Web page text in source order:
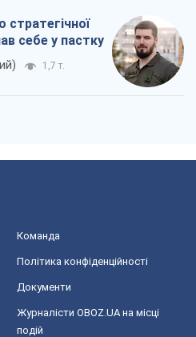
стратегічної
себе у пастку
1,7 т.
Команда
Політика конфіденційності
Документи
Журналісти OBOZ.UA на місці
подій